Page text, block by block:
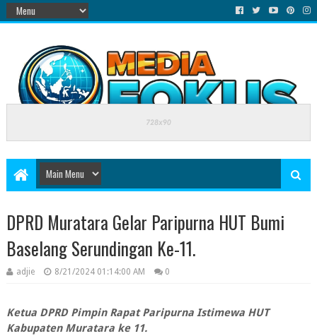
DPRD Muratara Gelar Paripurna HUT Bumi
Baselang Serundingan Ke-11.
adjie 8/21/2024 01:14:00 AM 0
Ketua DPRD Pimpin Rapat Paripurna Istimewa HUT
Kabupaten Muratara ke 11.